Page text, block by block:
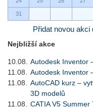
31
Přidat novou akci
Nejbližší akce
10.08.
Autodesk Inventor
11.08.
Autodesk Inventor
11.08.
AutoCAD kurz –
3D modelů
11.08.
CATIA V5 Summer